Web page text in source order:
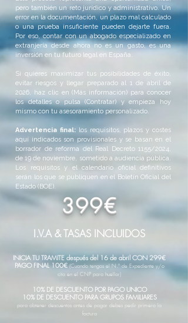
pero también un reto jurídico y administrativo. Un
error en la documentación, un plazo mal calculado
o una prueba insuficiente pueden dejarte fuera.
Por eso, contar con un abogado especializado en
extranjería desde ahora no es un gasto, es una
inversión en tu futuro legal en España.
Si quieres maximizar tus posibilidades de éxito,
evitar riesgos y llegar preparado al 1 de abril de
2026, haz clic en (Más información) para conocer
los detalles o pulsa (Contratar) y empieza hoy
mismo con tu asesoramiento personalizado.
Advertencia final: los requisitos, plazos y costes
aquí indicados son provisionales y se basan en el
borrador de reforma del Real Decreto 1155/2024,
de 19 de noviembre, sometido a audiencia pública.
Los requisitos y el calendario oficial definitivos
serán los que se publiquen en el Boletín Oficial del
Estado (BOE).
399€
I.V.A & TASAS INCLUIDOS
INICIA TU TRAMITE después del 16 de abril CON 299€
PAGO FINAL 100€(Cuando tengas el N.º de Expediente y/o
cita en el CNP para huellar)
10% DE DESCUENTO POR PAGO UNICO
10% DE DESCUENTO PARA GRUPOS FAMILIARES
para obtener descuentos antes de pagar debes pedir primero la
factura